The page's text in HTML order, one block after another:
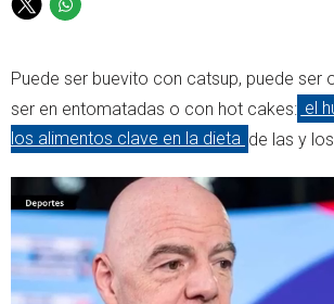
T
t
t
e
r
W
t
s
a
p
p
Puede ser buevito con catsup, puede ser
ser en entomatadas o con hot cakes: el
los alimentos clave en la dieta de las y